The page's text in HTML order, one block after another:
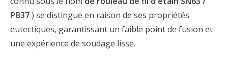
PB37) se distingue en raison de ses propriétés
eutectiques, garantissant un faible point de fusion et
une expérience de soudage lisse.